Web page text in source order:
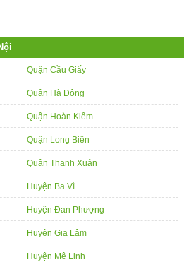
Quận Cầu Giấy
Quận Hà Đông
Quận Hoàn Kiếm
Quận Long Biên
Quận Thanh Xuân
Huyện Ba Vì
Huyện Đan Phượng
Huyện Gia Lâm
Huyện Mê Linh